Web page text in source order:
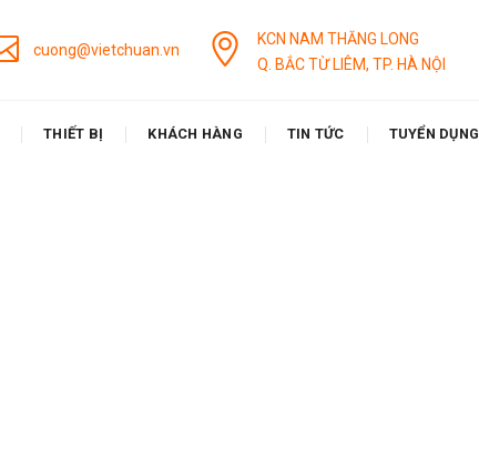
cuong@vietchuan.vn
KCN NAM THĂNG LONG
Q. BẮC TỪ LIÊM, TP. HÀ NỘI
THIẾT BỊ KHÁCH HÀNG TIN TỨC TUYỂN DỤNG